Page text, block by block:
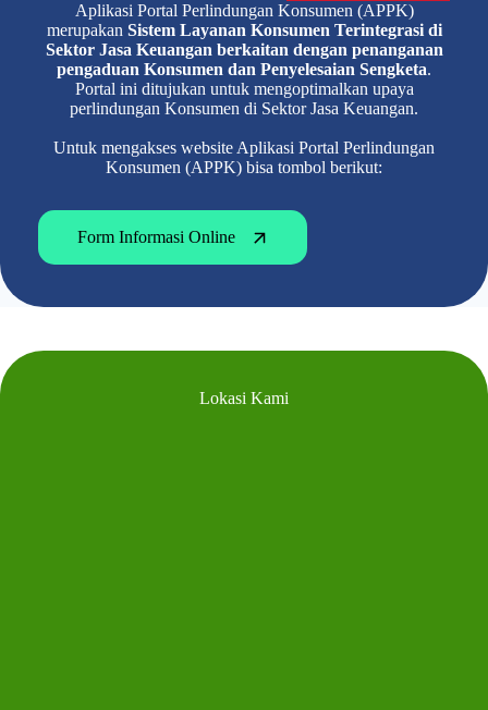
Aplikasi Portal Perlindungan Konsumen (APPK)
merupakan Sistem Layanan Konsumen Terintegrasi di
Sektor Jasa Keuangan berkaitan dengan penanganan
pengaduan Konsumen dan Penyelesaian Sengketa.
Portal ini ditujukan untuk mengoptimalkan upaya
perlindungan Konsumen di Sektor Jasa Keuangan.
Untuk mengakses website Aplikasi Portal Perlindungan
Konsumen (APPK) bisa tombol berikut:
Form Informasi Online
Lokasi Kami